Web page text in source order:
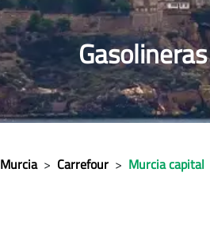
Murcia > Carrefour > Murcia capital